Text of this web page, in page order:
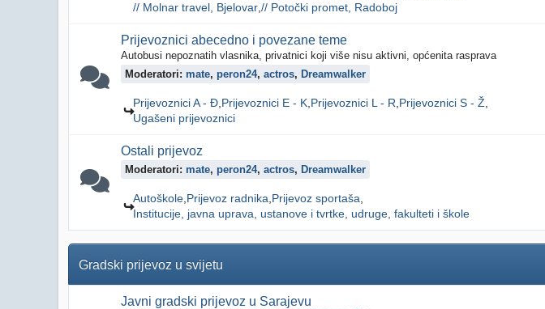
// Molnar travel, Bjelovar // Potočki promet, Radoboj
Prijevoznici abecedno i povezane teme
Autobusi nepoznatih vlasnika, privatnici koji više nisu aktivni, općenita rasprava
Moderatori: mate, peron24, actros, Dreamwalker
Prijevoznici A - Đ Prijevoznici E - K Prijevoznici L - R Prijevoznici S - Ž
Ugašeni prijevoznici
Ostali prijevoz
Moderatori: mate, peron24, actros, Dreamwalker
Autoškole Prijevoz radnika Prijevoz sportaša
Institucije, javna uprava, ustanove i tvrtke, udruge, fakulteti i škole
Gradski prijevoz u svijetu
Javni gradski prijevoz u Sarajevu